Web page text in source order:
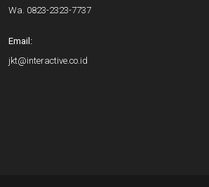
Wa. 0823-2323-7737
Email:
jkt@interactive.co.id